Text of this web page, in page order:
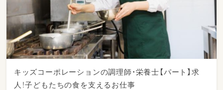
キッズコーポレーションの調理師・栄養士【パート】求
人！子どもたちの食を支えるお仕事